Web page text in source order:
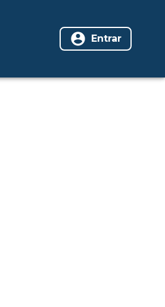
Entrar